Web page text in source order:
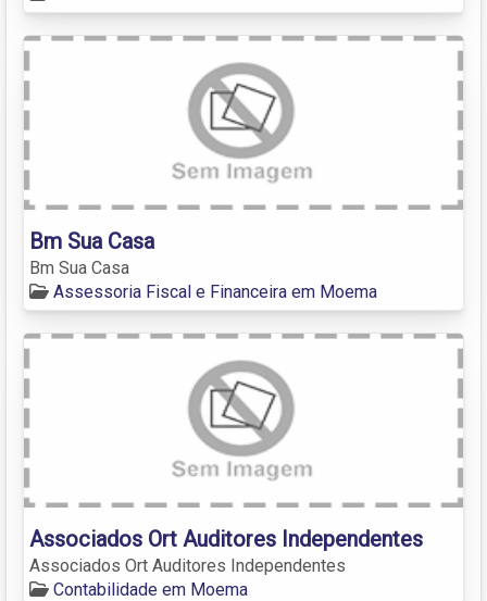
Bm Sua Casa
Bm Sua Casa
Assessoria Fiscal e Financeira em Moema
Associados Ort Auditores Independentes
Associados Ort Auditores Independentes
Contabilidade em Moema